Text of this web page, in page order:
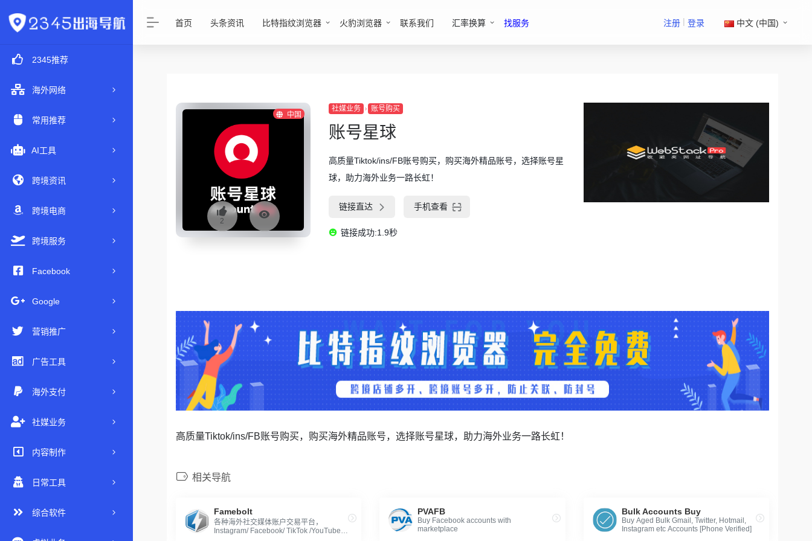
2345推荐
海外网络
常用推荐
AI工具
跨境资讯
跨境电商
跨境服务
Facebook
Google
营销推广
广告工具
海外支付
社媒业务
内容制作
日常工具
综合软件
首页 头条资讯 比特指纹浏览器 火豹浏览器 联系我们 汇率换算 找服务 注册 | 登录 中文 (中国)
中国
2
社媒业务 账号购买
账号星球
高质量Tiktok/ins/FB账号购买，购买海外精品账号，选择账号星
球，助力海外业务一路长虹！
链接直达 手机查看
链接成功:1.9秒
高质量Tiktok/ins/FB账号购买，购买海外精品账号，选择账号星球，助力海外业务一路长虹！
相关导航
Famebolt
各种海外社交媒体账户交易平台，
Instagram/ Facebook/ TikTok /YouTube
PVAFB
Buy Facebook accounts with
marketplace
Bulk Accounts Buy
Buy Aged Bulk Gmail, Twitter, Hotmail,
Instagram etc Accounts [Phone Verified]